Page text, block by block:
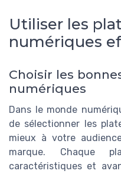
Utiliser les
numériques
Choisir les
numériques
Dans le monde
de sélectionner les
mieux à votre
marque. Chaque
caractéristiques et